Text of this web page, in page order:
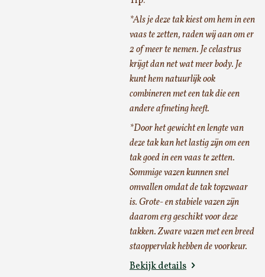
*Als je deze tak kiest om hem in een
vaas te zetten, raden wij aan om er
2 of meer te nemen. Je celastrus
krijgt dan net wat meer body. Je
kunt hem natuurlijk ook
combineren met een tak die een
andere afmeting heeft.
*Door het gewicht en lengte van
deze tak kan het lastig zijn om een
tak goed in een vaas te zetten.
Sommige vazen kunnen snel
omvallen omdat de tak topzwaar
is. Grote- en stabiele vazen zijn
daarom erg geschikt voor deze
takken. Zware vazen met een breed
staoppervlak hebben de voorkeur.
Bekijk details